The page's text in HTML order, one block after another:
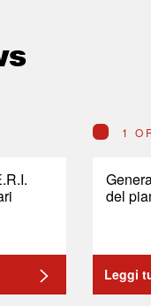
1
del
Leggi